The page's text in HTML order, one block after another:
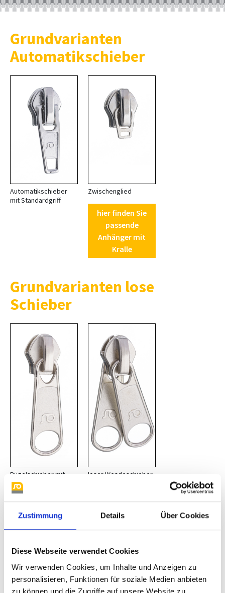
Zustimmung Details Über Cookies
Diese Webseite verwendet Cookies
Wir verwenden Cookies, um Inhalte und Anzeigen zu
personalisieren, Funktionen für soziale Medien anbieten
zu können und die Zugriffe auf unsere Website zu
Grundvarianten
Automatikschieber
Automatikschieber
mit Standardgriff
Zwischenglied
hier finden Sie
passende
Anhänger mit
Kralle
Grundvarianten lose
Schieber
Bügelschieber mit
Standardgriff
hier finden Sie
passende
Anhänger mit
loser Wendeschieber